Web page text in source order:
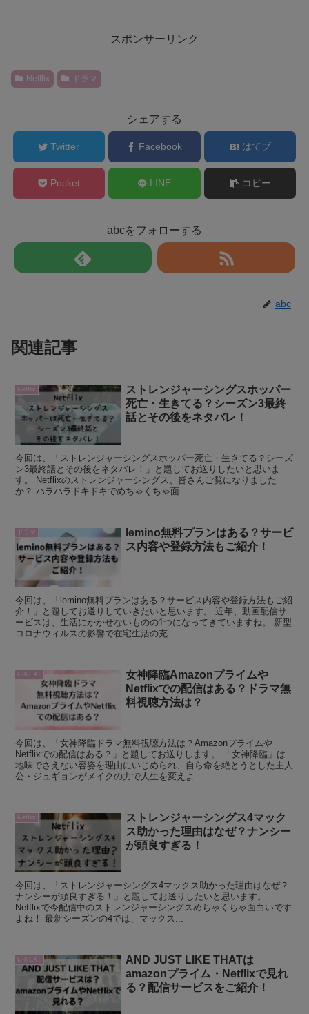
スポンサーリンク
Netflix ドラマ
シェアする
Twitter Facebook はてブ
Pocket LINE コピー
abcをフォローする
abc
関連記事
Netflix
ストレンジャーシングスホッパー
死亡・生きてる？シーズン3最終
話とその後をネタバレ！
今回は、「ストレンジャーシングスホッパー死亡・生きてる？シーズ
ン3最終話とその後をネタバレ！」と題してお送りしたいと思いま
す。 Netflixのストレンジャーシングス、皆さんご覧になりました
か？ ハラハラドキドキでめちゃくちゃ面...
ドラマ
lemino無料プランはある？サービ
ス内容や登録方法もご紹介！
今回は、「lemino無料プランはある？サービス内容や登録方法もご紹
介！」と題してお送りしていきたいと思います。 近年、動画配信サ
ービスは、生活にかかせないものの1つになってきていますね。 新型
コロナウィルスの影響で在宅生活の充...
U-NEXT
女神降臨Amazonプライムや
Netflixでの配信はある？ドラマ無
料視聴方法は？
今回は、「女神降臨ドラマ無料視聴方法は？Amazonプライムや
Netflixでの配信はある？」と題してお送りします。 「女神降臨」は
地味でさえない容姿を理由にいじめられ、自ら命を絶とうとした主人
公・ジュギョンがメイクの力で人生を変えよ...
Netflix
ストレンジャーシングス4マック
ス助かった理由はなぜ？ナンシー
が頭良すぎる！
今回は、「ストレンジャーシングス4マックス助かった理由はなぜ？
ナンシーが頭良すぎる！」と題してお送りしたいと思います。
Netflixで今配信中のストレンジャーシングスめちゃくちゃ面白いです
よね！ 最新シーズンの4では、マックス...
U-NEXT
AND JUST LIKE THATは
amazonプライム・Netflixで見れ
る？配信サービスをご紹介！